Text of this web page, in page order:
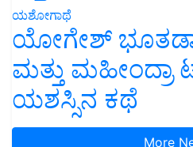
ಯಶೋಗಾಥೆ
ಯೋಗೇಶ್
ಮತ್ತು ಮಹೀಂದ್ರಾ
ಯಶಸ್ಸಿನ ಕಥೆ
More